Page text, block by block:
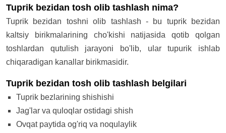
Tuprik bezidan tosh olib tashlash nima?
Tuprik bezidan toshni olib tashlash - bu tuprik bezidan
kaltsiy birikmalarining cho'kishi natijasida qotib qolgan
toshlardan qutulish jarayoni bo'lib, ular tupurik ishlab
chiqaradigan kanallar birikmasidir.
Tuprik bezidan tosh olib tashlash belgilari
Tuprik bezlarining shishishi
Jag'lar va quloqlar ostidagi shish
Ovqat paytida og'riq va noqulaylik